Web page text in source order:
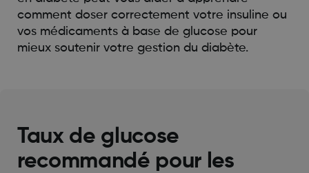
comment doser correctement votre insuline ou
vos médicaments à base de glucose pour
mieux soutenir votre gestion du diabète.
Taux de glucose
recommandé pour les